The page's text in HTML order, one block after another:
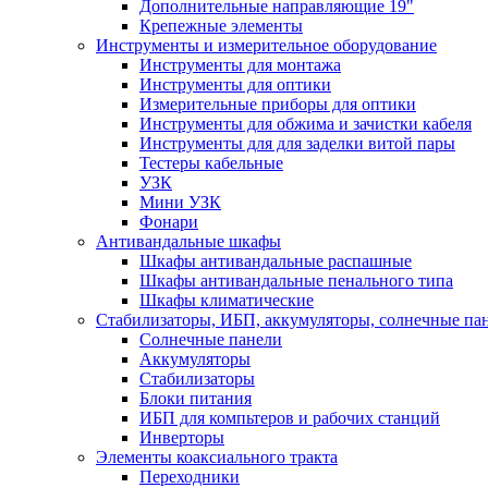
Дополнительные направляющие 19"
Крепежные элементы
Инструменты и измерительное оборудование
Инструменты для монтажа
Инструменты для оптики
Измерительные приборы для оптики
Инструменты для обжима и зачистки кабеля
Инструменты для для заделки витой пары
Тестеры кабельные
УЗК
Мини УЗК
Фонари
Антивандальные шкафы
Шкафы антивандальные распашные
Шкафы антивандальные пенального типа
Шкафы климатические
Стабилизаторы, ИБП, аккумуляторы, солнечные
Солнечные панели
Аккумуляторы
Стабилизаторы
Блоки питания
ИБП для компьтеров и рабочих станций
Инверторы
Элементы коаксиального тракта
Переходники